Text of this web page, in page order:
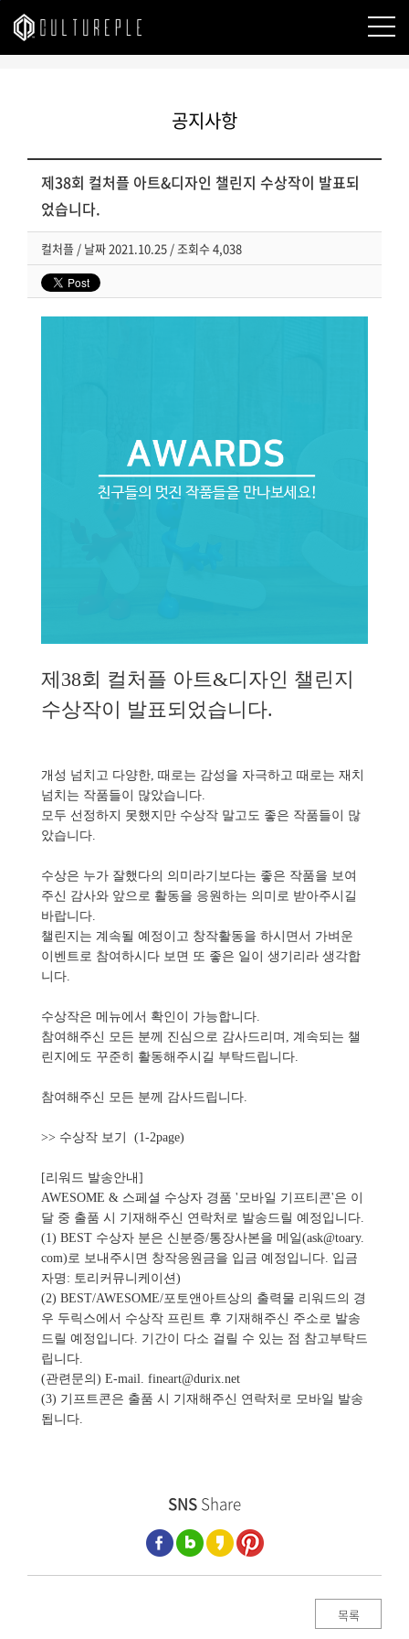
본문바로가기
공지사항
제38회 컬처플 아트&디자인 챌린지 수상작이 발표되
었습니다.
컬처플 / 날짜2021.10.25 /조회수4,038
제38회 컬처플 아트&디자인 챌린지
수상작이 발표되었습니다.
개성 넘치고 다양한, 때로는 감성을 자극하고 때로는 재치
넘치는 작품들이 많았습니다.
모두 선정하지 못했지만 수상작 말고도 좋은 작품들이 많
았습니다.
수상은 누가 잘했다의 의미라기보다는 좋은 작품을 보여
주신 감사와 앞으로 활동을 응원하는 의미로 받아주시길
바랍니다.
챌린지는 계속될 예정이고 창작활동을 하시면서 가벼운
이벤트로 참여하시다 보면 또 좋은 일이 생기리라 생각합
니다.
수상작은 메뉴에서 확인이 가능합니다.
참여해주신 모든 분께 진심으로 감사드리며, 계속되는 챌
린지에도 꾸준히 활동해주시길 부탁드립니다.
참여해주신 모든 분께 감사드립니다.
>> 수상작 보기 (1-2page)
[리워드 발송안내]
AWESOME & 스페셜 수상자 경품 '모바일 기프티콘'은 이
달 중 출품 시 기재해주신 연락처로 발송드릴 예정입니다.
(1) BEST 수상자 분은 신분증/통장사본을 메일(ask@toary.
com)로 보내주시면 창작응원금을 입금 예정입니다. 입금
자명: 토리커뮤니케이션)
(2) BEST/AWESOME/포토앤아트상의 출력물 리워드의 경
우 두릭스에서 수상작 프린트 후 기재해주신 주소로 발송
드릴 예정입니다. 기간이 다소 걸릴 수 있는 점 참고부탁드
립니다.
(관련문의) E-mail. fineart@durix.net
(3) 기프트콘은 출품 시 기재해주신 연락처로 모바일 발송
됩니다.
SNS Share
목록